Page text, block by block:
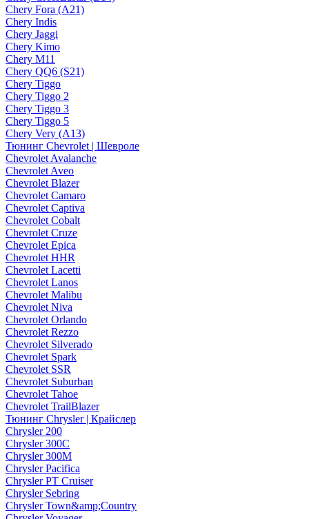
Chery Fora (A21)
Chery Indis
Chery Jaggi
Chery Kimo
Chery M11
Chery QQ6 (S21)
Chery Tiggo
Chery Tiggo 2
Chery Tiggo 3
Chery Tiggo 5
Chery Very (A13)
Тюнинг Chevrolet | Шевроле
Chevrolet Avalanche
Chevrolet Aveo
Chevrolet Blazer
Chevrolet Camaro
Chevrolet Captiva
Chevrolet Cobalt
Chevrolet Cruze
Chevrolet Epica
Chevrolet HHR
Chevrolet Lacetti
Chevrolet Lanos
Chevrolet Malibu
Chevrolet Niva
Chevrolet Orlando
Chevrolet Rezzo
Chevrolet Silverado
Chevrolet Spark
Chevrolet SSR
Chevrolet Suburban
Chevrolet Tahoe
Chevrolet TrailBlazer
Тюнинг Chrysler | Крайслер
Chrysler 200
Chrysler 300C
Chrysler 300M
Chrysler Pacifica
Chrysler PT Cruiser
Chrysler Sebring
Chrysler Town&amp;Country